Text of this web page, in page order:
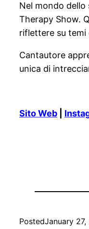
Nel mondo
Therapy Show.
riflettere su temi
Cantautore
unica di
Sito Web
PostedJanuary 27,